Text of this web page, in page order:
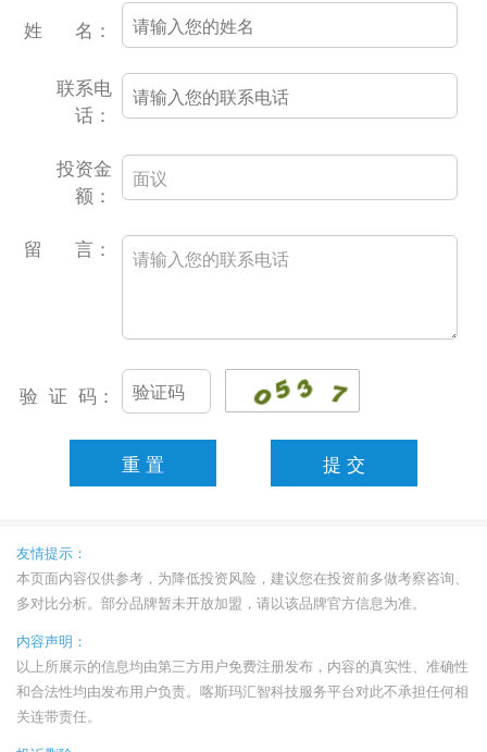
姓 名：
联系电
话：
投资金
额：
留 言：
验 证 码：
友情提示：
本页面内容仅供参考，为降低投资风险，建议您在投资前多做考察咨询、
多对比分析。部分品牌暂未开放加盟，请以该品牌官方信息为准。
内容声明：
以上所展示的信息均由第三方用户免费注册发布，内容的真实性、准确性
和合法性均由发布用户负责。喀斯玛汇智科技服务平台对此不承担任何相
关连带责任。